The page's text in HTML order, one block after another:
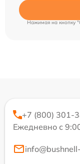
Нажимая на кнопку
+7 (800) 301-
Ежедневно с